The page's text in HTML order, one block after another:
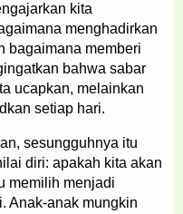
kita
menghadirkan
bagaimana memberi
bahwa sabar
ucapkan, melainkan
setiap hari.
sesungguhnya itu
diri: apakah kita akan
memilih menjadi
Anak-anak mungkin